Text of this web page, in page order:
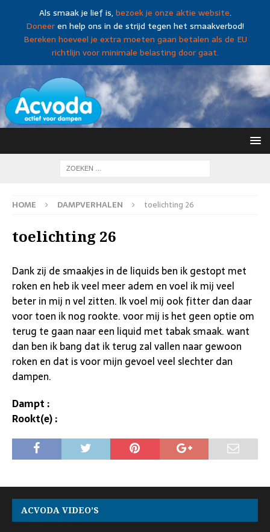
Als smaak je lief is,bezoek je onze aktie website.
Doneeren help ons in de strijd tegen het smaakverbod!
Bereken hoeveel je extra moeten gaan betalen als de EU
richtlijn voor minimale belasting door gaat.
HOME DAMPVERHALEN toelichting 26
toelichting 26
Dank zij de smaakjes in de liquids ben ik gestopt met
roken en heb ik veel meer adem en voel ik mij veel
beter in mij n vel zitten. Ik voel mij ook fitter dan daar
voor toen ik nog rookte. voor mij is het geen optie om
terug te gaan naar een liquid met tabak smaak. want
dan ben ik bang dat ik terug zal vallen naar gewoon
roken en dat is voor mijn gevoel veel slechter dan
dampen.
Dampt :
Rookt(e) :
ACVODA VIDEO’S